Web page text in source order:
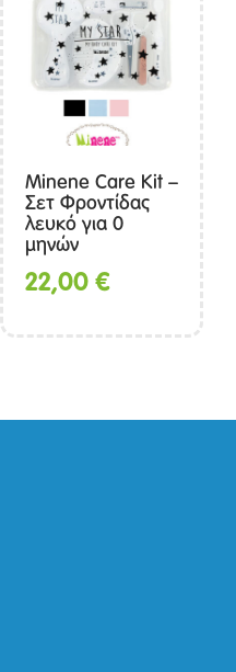
Minene Care Kit –
Σετ Φροντίδας
λευκό για 0
μηνών
22,00€